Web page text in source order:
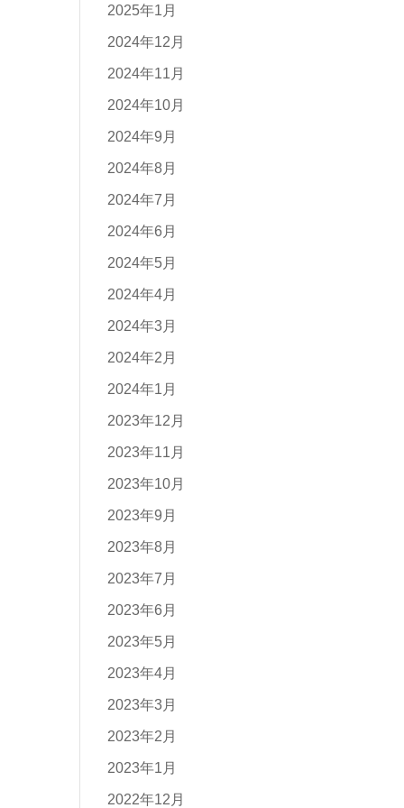
2025年1月
2024年12月
2024年11月
2024年10月
2024年9月
2024年8月
2024年7月
2024年6月
2024年5月
2024年4月
2024年3月
2024年2月
2024年1月
2023年12月
2023年11月
2023年10月
2023年9月
2023年8月
2023年7月
2023年6月
2023年5月
2023年4月
2023年3月
2023年2月
2023年1月
2022年12月